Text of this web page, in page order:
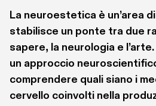
La neuroestetica è un’area
stabilisce un ponte tra due
sapere, la neurologia e
un approccio
comprendere quali siano i
cervello coinvolti nella